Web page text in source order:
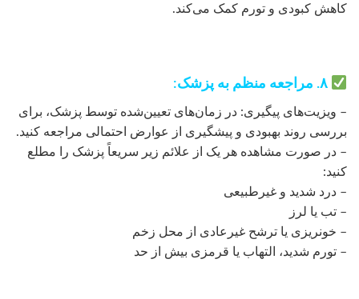
کاهش کبودی و تورم کمک می‌کند.
۸. مراجعه منظم به پزشک:
– ویزیت‌های پیگیری: در زمان‌های تعیین‌شده توسط پزشک، برای
بررسی روند بهبودی و پیشگیری از عوارض احتمالی مراجعه کنید.
– در صورت مشاهده هر یک از علائم زیر سریعاً پزشک را مطلع
کنید:
– درد شدید و غیرطبیعی
– تب یا لرز
– خونریزی یا ترشح غیرعادی از محل زخم
– تورم شدید، التهاب یا قرمزی بیش از حد